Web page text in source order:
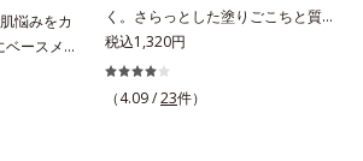
ルコシド
ン／ビニ
マー、ジ
アクリ
与える効
る効果を
リノー
ビス（ベ
ィトステ
鮮やかな
悩みをカ
ースメイ
く、肌印
研究の知
をとら
じむよう
く。さらっとした塗りごこちと質感
で自然で好印象な口元に。さらっと
した軽やかな塗りごこちでありなが
らも、唇にうるおいを与える「モイ
税込1,320円
（4.09 /23件）